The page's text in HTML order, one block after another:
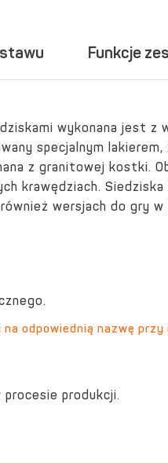
Funkcje
wykonana jest z
specjalnym lakierem,
z granitowej kostki.
krawędziach. Siedziska
wersjach do gry w
odpowiednią nazwę przy
produkcji.